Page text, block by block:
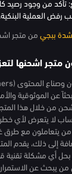
تأكد من وجود
رفض العملية البنكية.
من متجر
متجر اشحنها
عن الموثوقية
من خلال هذا
يتعاملون مع طرق
إلى ذلك، يقدم
بحل أي مشكلة تقنية
من يبحث عن